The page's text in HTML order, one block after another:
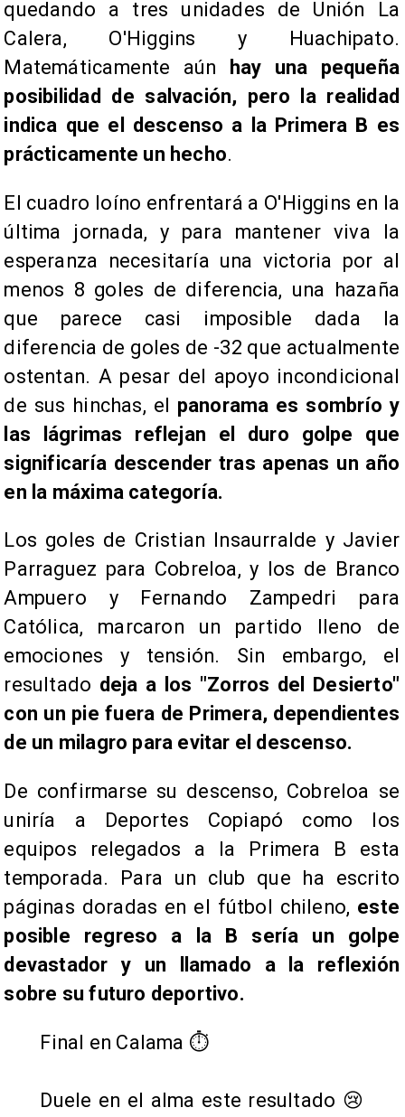
quedando a tres unidades de Unión La
Calera, O'Higgins y Huachipato.
Matemáticamente aún
hay una pequeña
posibilidad de salvación, pero la realidad
indica que el descenso a la Primera B es
prácticamente un hecho.
El cuadro loíno enfrentará a O'Higgins en la
última jornada, y para mantener viva la
esperanza necesitaría una victoria por al
menos 8 goles de diferencia, una hazaña
que parece casi imposible dada la
diferencia de goles de -32 que actualmente
ostentan. A pesar del apoyo incondicional
de sus hinchas, el panorama es sombrío y
las lágrimas reflejan el duro golpe que
significaría descender tras apenas un año
en la máxima categoría.
Los goles de Cristian Insaurralde y Javier
Parraguez para Cobreloa, y los de Branco
Ampuero y Fernando Zampedri para
Católica, marcaron un partido lleno de
emociones y tensión. Sin embargo, el
resultado deja a los "Zorros del Desierto"
con un pie fuera de Primera, dependientes
de un milagro para evitar el descenso.
De confirmarse su descenso, Cobreloa se
uniría a Deportes Copiapó como los
equipos relegados a la Primera B esta
temporada. Para un club que ha escrito
páginas doradas en el fútbol chileno, este
posible regreso a la B sería un golpe
devastador y un llamado a la reflexión
sobre su futuro deportivo.
Final en Calama ⏱️
Duele en el alma este resultado 😢